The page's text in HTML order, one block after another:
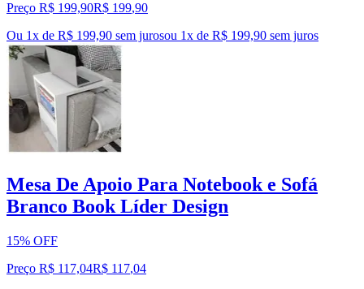
Preço R$ 199,90R$ 199,90
Ou 1x de R$ 199,90 sem jurosou 1x de R$ 199,90 sem juros
Mesa De Apoio Para Notebook e Sofá
Branco Book Líder Design
15% OFF
Preço R$ 117,04R$ 117,04